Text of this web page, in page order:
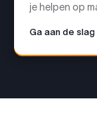
je helpen op
Ga aan de slag